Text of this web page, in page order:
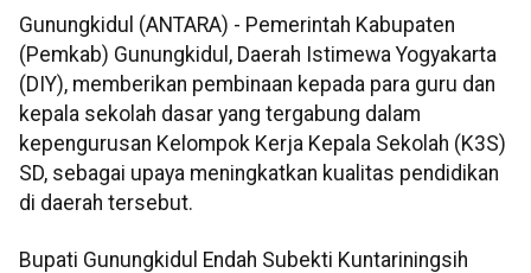
Gunungkidul (ANTARA) - Pemerintah Kabupaten
(Pemkab) Gunungkidul, Daerah Istimewa Yogyakarta
(DIY), memberikan pembinaan kepada para guru dan
kepala sekolah dasar yang tergabung dalam
kepengurusan Kelompok Kerja Kepala Sekolah (K3S)
SD, sebagai upaya meningkatkan kualitas pendidikan
di daerah tersebut.
Bupati Gunungkidul Endah Subekti Kuntariningsih